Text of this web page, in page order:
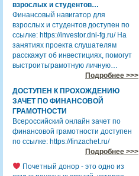
взрослых и студентов…
Финансовый навигатор для
взрослых и студентов доступен по
ссылке: https://investor.dni-fg.ru/ На
занятиях проекта слушателям
расскажут об инвестициях, помогут
выстроитьграмотную личную…
Подробнее >>>
ДОСТУПЕН К ПРОХОЖДЕНИЮ
ЗАЧЕТ ПО ФИНАНСОВОЙ
ГРАМОТНОСТИ
Всероссийский онлайн зачет по
финансовой грамотности доступен
по ссылке: https://finzachet.ru/
Подробнее >>>
Почетный донор - это одно из